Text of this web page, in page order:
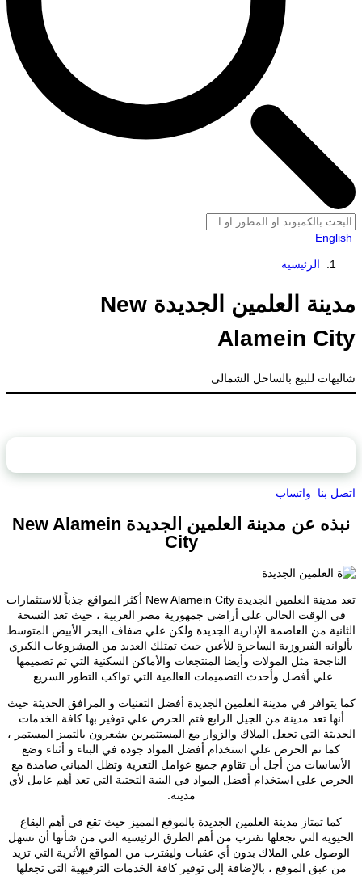
الرئيسية
مدينة العلمين الجديدة New
Alamein City
شاليهات للبيع بالساحل الشمالى
اتصل بنا واتساب
نبذه عن مدينة العلمين الجديدة New Alamein
City
تعد مدينة العلمين الجديدة New Alamein City أكثر المواقع جذباً للاستثمارات
في الوقت الحالي علي أراضي جمهورية مصر العربية ، حيث تعد النسخة
الثانية من العاصمة الإدارية الجديدة ولكن علي ضفاف البحر الأبيض المتوسط
بألوانه الفيروزية الساحرة للأعين حيث تمتلك العديد من المشروعات الكبري
الناجحة مثل المولات وأيضا المنتجعات والأماكن السكنية التي تم تصميمها
علي أفضل وأحدث التصميمات العالمية التي تواكب التطور السريع.
كما يتوافر في مدينة العلمين الجديدة أفضل التقنيات و المرافق الحديثة حيث
أنها تعد مدينة من الجيل الرابع فتم الحرص علي توفير بها كافة الخدمات
الحديثة التي تجعل الملاك والزوار مع المستثمرين يشعرون بالتميز المستمر ،
كما تم الحرص علي استخدام أفضل المواد جودة في البناء و أثناء وضع
الأساسات من أجل أن تقاوم جميع عوامل التعرية وتظل المباني صامدة مع
الحرص علي استخدام أفضل المواد في البنية التحتية التي تعد أهم عامل لأي
مدينة.
كما تمتاز مدينة العلمين الجديدة بالموقع المميز حيث تقع في أهم البقاع
الحيوية التي تجعلها تقترب من أهم الطرق الرئيسية التي من شأنها أن تسهل
الوصول علي الملاك بدون أي عقبات وليقترب من المواقع الأثرية التي تزيد
من عبق الموقع ، بالإضافة إلي توفير كافة الخدمات الترفيهية التي تجعلها